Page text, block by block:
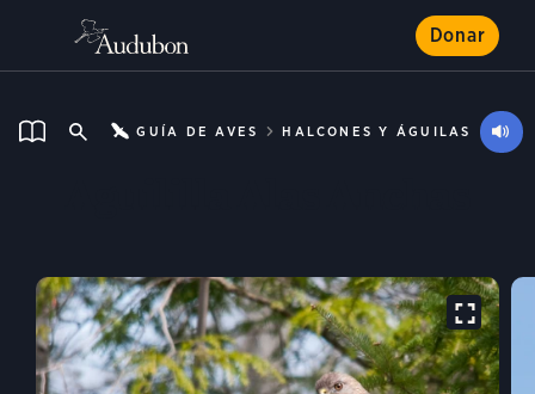
Donar
GUÍA DE AVES HALCONES Y ÁGUILAS